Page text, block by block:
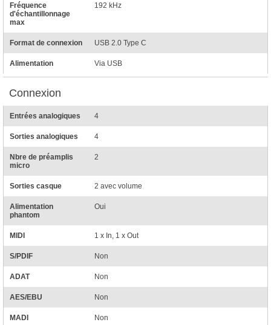
Fréquence
d'échantillonnage
max
192 kHz
Format de connexion USB 2.0 Type C
Alimentation Via USB
Connexion
Entrées analogiques 4
Sorties analogiques 4
Nbre de préamplis
micro
2
Sorties casque 2 avec volume
Alimentation
phantom
Oui
MIDI 1 x In, 1 x Out
S/PDIF Non
ADAT Non
AES/EBU Non
MADI Non